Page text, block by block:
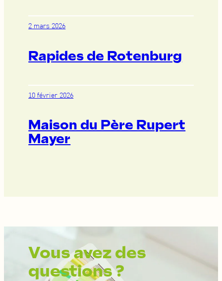
2 mars 2026
Rapides de Rotenburg
10 février 2026
Maison du Père Rupert
Mayer
Vous avez des
questions ?